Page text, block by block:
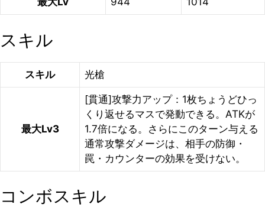
スキル
スキル 光槍
最大Lv3
[貫通]攻撃力アップ：1枚ちょうどひっ
くり返せるマスで発動できる。ATKが
1.7倍になる。さらにこのターン与える
通常攻撃ダメージは、相手の防御・
罠・カウンターの効果を受けない。
コンボスキル